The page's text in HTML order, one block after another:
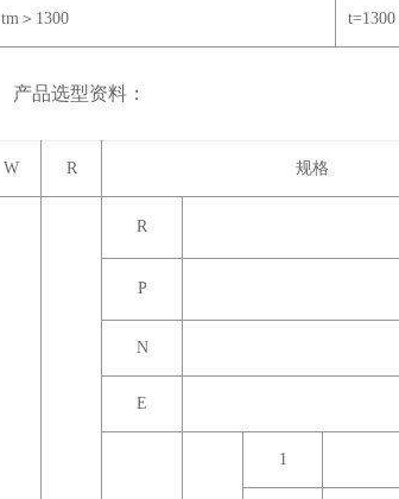
tm ＞1300 t=1300
产品选型资料：
W R 规格
R
P
N
E
1